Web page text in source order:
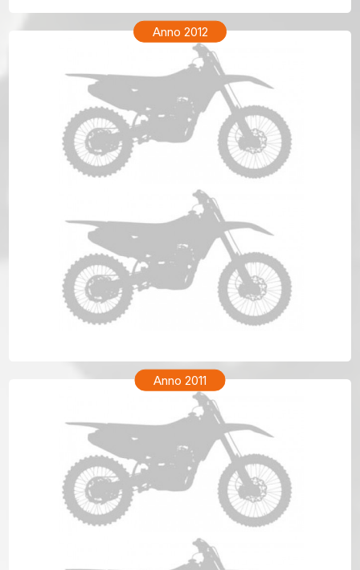
Anno 2012
Anno 2011